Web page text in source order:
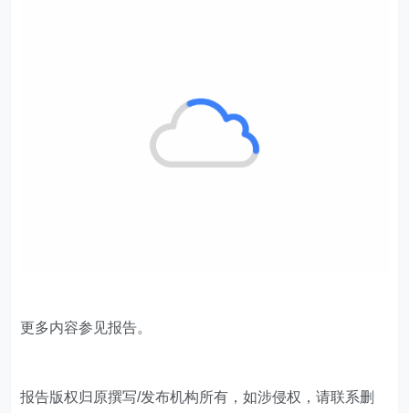
更多内容参见报告。
​报告版权归原撰写/发布机构所有，如涉侵权，请联系删